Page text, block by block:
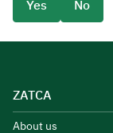
Yes
No
ZATCA
About us